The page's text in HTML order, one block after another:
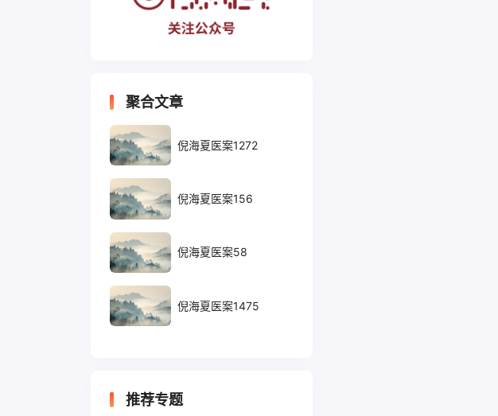
聚合文章
倪海夏医案1272
倪海夏医案156
倪海夏医案58
倪海夏医案1475
推荐专题